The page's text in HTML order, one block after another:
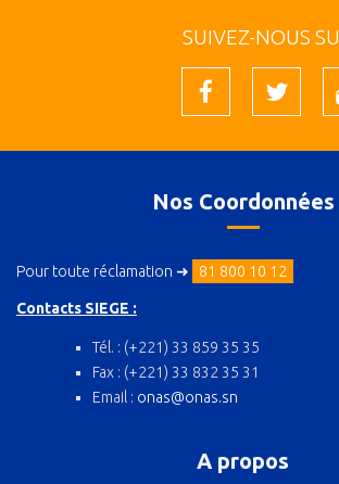
SUIVEZ-NOUS
Nos Coordonnées
Pour toute réclamation ➜ 81 800 10 12
Contacts SIEGE :
Tél. : (+221) 33 859 35 35
Fax : (+221) 33 832 35 31
Email : onas@onas.sn
A propos